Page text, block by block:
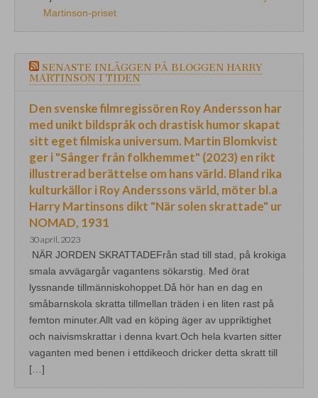
Martinson-priset
SENASTE INLÄGGEN PÅ BLOGGEN HARRY
MARTINSON I TIDEN
Den svenske filmregissören Roy Andersson har
med unikt bildspråk och drastisk humor skapat
sitt eget filmiska universum. Martin Blomkvist
ger i "Sånger från folkhemmet" (2023) en rikt
illustrerad berättelse om hans värld. Bland rika
kulturkällor i Roy Anderssons värld, möter bl.a
Harry Martinsons dikt "När solen skrattade" ur
NOMAD, 1931
30 april, 2023
NÄR JORDEN SKRATTADEFrån stad till stad, på krokiga
smala avvägargår vagantens sökarstig. Med örat
lyssnande tillmänniskohoppet.Då hör han en dag en
småbarnskola skratta tillmellan träden i en liten rast på
femton minuter.Allt vad en köping äger av uppriktighet
och naivismskrattar i denna kvart.Och hela kvarten sitter
vaganten med benen i ettdikeoch dricker detta skratt till
[…]